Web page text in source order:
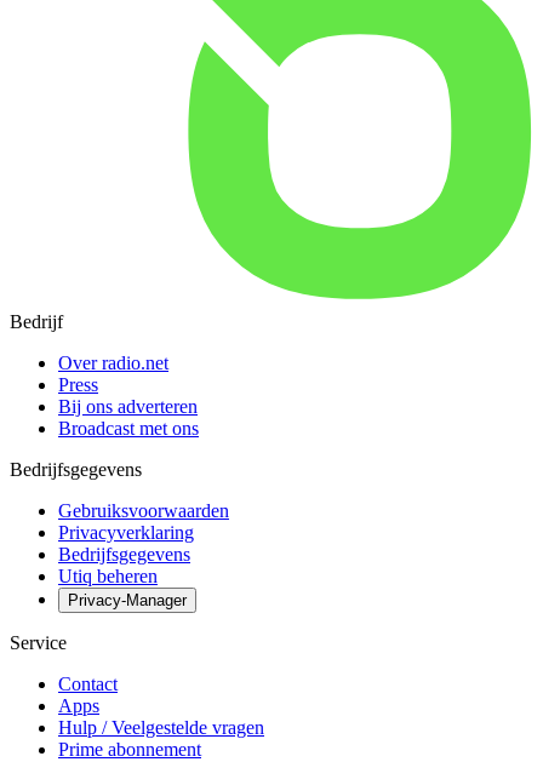
Bedrijf
Over radio.net
Press
Bij ons adverteren
Broadcast met ons
Bedrijfsgegevens
Gebruiksvoorwaarden
Privacyverklaring
Bedrijfsgegevens
Utiq beheren
Privacy-Manager
Service
Contact
Apps
Hulp / Veelgestelde vragen
Prime abonnement